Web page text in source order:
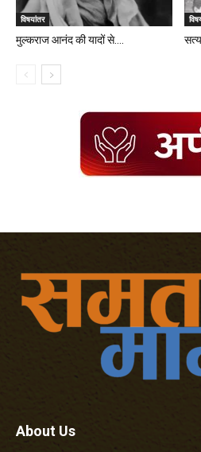
विषयांतर
मुल्कराज आनंद की यादों से….
About Us